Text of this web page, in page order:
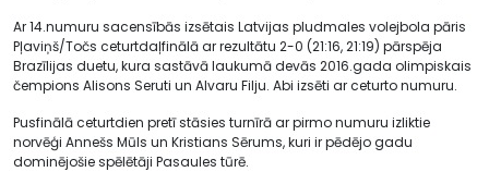
Ar 14.numuru sacensībās izsētais Latvijas pludmales volejbola pāris
Pļaviņš/Točs ceturtdaļfinālā ar rezultātu 2-0 (21:16, 21:19) pārspēja
Brazīlijas duetu, kura sastāvā laukumā devās 2016.gada olimpiskais
čempions Alisons Seruti un Alvaru Filju. Abi izsēti ar ceturto numuru.
Pusfinālā ceturtdien pretī stāsies turnīrā ar pirmo numuru izliktie
norvēģi Annešs Mūls un Kristians Sērums, kuri ir pēdējo gadu
dominējošie spēlētāji Pasaules tūrē.